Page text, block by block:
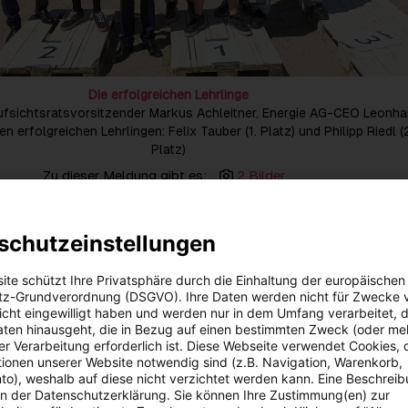
Die erfolgreichen Lehrlinge
Markus Achleitner, Energie AG-CEO
erfolgreichen Lehrlingen: Felix Tauber (1. Platz) und Philipp Riedl
Platz)
Zu dieser Meldung gibt es: 2 Bilder
Fach- und Führungskräfte von morgen beim diesjährigen
der Wirtschaftskammer: In der Sparte „Energietechnik“
AG einen Doppelsieg.
In der Gesamtwertung holte sich Felix
(Stiwa) den ex aequo Sieg als „Bester Lehrling
können wir alle stolz sein – als Unternehmen, aber vor allem die
der großen Motivation der Lehrlinge und dem
herausragenden Ergebnisse möglich. Unsere Lehrwerkstatt
Mitarbeiterinnen und Mitarbeiter auf unserem Weg
freut sich Energie AG-CEO Leonhard Schitter über die
schützt Ihre Privatsphäre durch die Einhaltung der europäischen
Grundverordnung (DSGVO). Ihre Daten werden nicht für Zwecke
eingewilligt haben und werden nur in dem Umfang verarbeitet,
hinausgeht, die in Bezug auf einen bestimmten Zweck (oder
Verarbeitung erforderlich ist. Diese Webseite verwendet Cookies,
unserer Website notwendig sind (z.B. Navigation, Warenkorb,
weshalb auf diese nicht verzichtet werden kann. Eine
der Datenschutzerklärung. Sie können Ihre Zustimmung(en) zur